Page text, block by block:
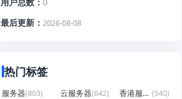
最后更新
2026-08-08
热门标签
服务器(803) 云服务器(642) 香港服务器 (540)